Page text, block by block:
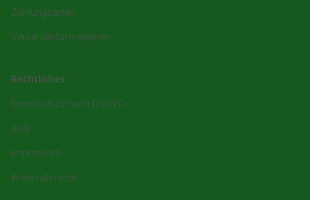
Zahlungsarten
Versandinformationen
Rechtliches
Datenschutz nach DSGVO
AGB
Impressum
Widerrufsrecht